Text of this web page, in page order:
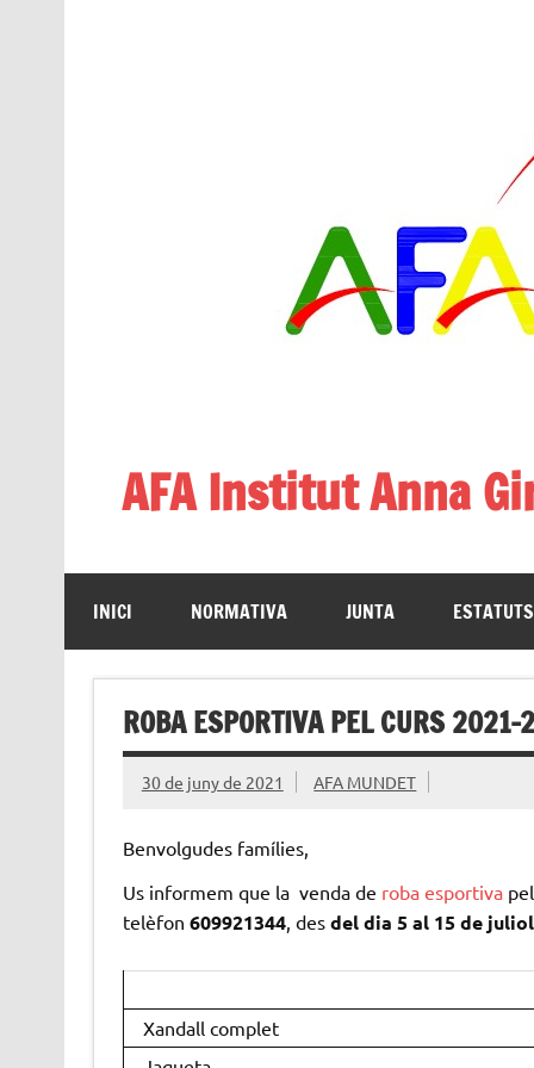
AFA Institut Anna
INICI NORMATIVA JUNTA ESTATUTS
ROBA ESPORTIVA PEL CURS
30 de juny de 2021 AFA MUNDET
Benvolgudes famílies,
Us informem que la venda de roba esportivapel
telèfon 609921344, des del dia 5 al 15 de juliol
Xandall complet